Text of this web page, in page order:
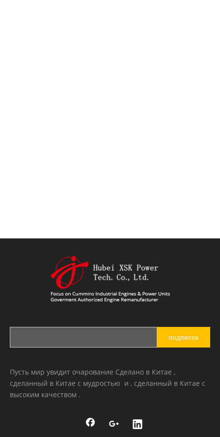
подписка
Пусть мир увидит очарование Сделано в Китае ,
сделанный в Китае с мудростью и , сделанный в Китае с
высоким качеством .